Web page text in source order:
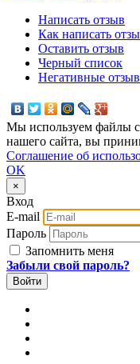
Написать отзыв
Как написать
Оставить отзыв
Черный список
Негативные
Мы используем файлы
нашего сайта, вы
Соглашение об
OK
×
Вход
E-mail
Пароль
Запомнить меня
Забыли свой пароль?